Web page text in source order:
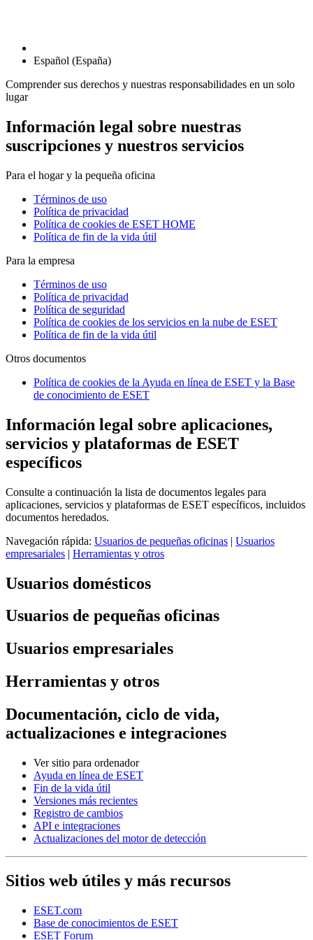
Español (España)
Comprender sus derechos y nuestras responsabilidades en un solo
lugar
Información legal sobre nuestras
suscripciones y nuestros servicios
Para el hogar y la pequeña oficina
Términos de uso
Política de privacidad
Política de cookies de ESET HOME
Política de fin de la vida útil
Para la empresa
Términos de uso
Política de privacidad
Política de seguridad
Política de cookies de los servicios en la nube de ESET
Política de fin de la vida útil
Otros documentos
Política de cookies de la Ayuda en línea de ESET y la Base
de conocimiento de ESET
Información legal sobre aplicaciones,
servicios y plataformas de ESET
específicos
Consulte a continuación la lista de documentos legales para
aplicaciones, servicios y plataformas de ESET específicos, incluidos
documentos heredados.
Navegación rápida: Usuarios de pequeñas oficinas | Usuarios
empresariales | Herramientas y otros
Usuarios domésticos
Usuarios de pequeñas oficinas
Usuarios empresariales
Herramientas y otros
Documentación, ciclo de vida,
actualizaciones e integraciones
Ver sitio para ordenador
Ayuda en línea de ESET
Fin de la vida útil
Versiones más recientes
Registro de cambios
API e integraciones
Actualizaciones del motor de detección
Sitios web útiles y más recursos
ESET.com
Base de conocimientos de ESET
ESET Forum